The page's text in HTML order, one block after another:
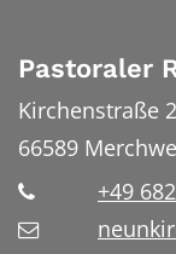
Pastoraler
Kirchenstraße
66589
+49